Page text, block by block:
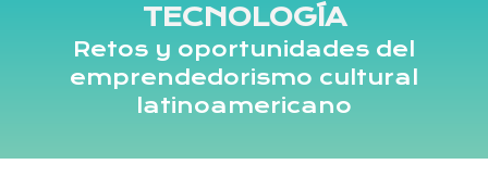
TECNOLOGÍA
Retos y oportunidades del
emprendedorismo cultural
latinoamericano